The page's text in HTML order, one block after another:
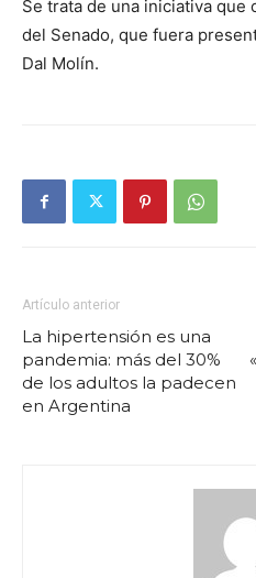
Se trata de una iniciativa que
del Senado, que fuera
Dal Molín.
Artículo anterior
La hipertensión es una
pandemia: más del 30%
de los adultos la padecen
en Argentina